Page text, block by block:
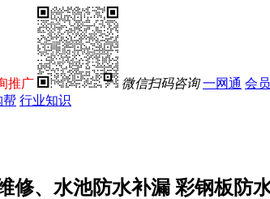
推广 微信扫码咨询 一网通 会
帮 行业知识
修、水池防水补漏 彩钢板防